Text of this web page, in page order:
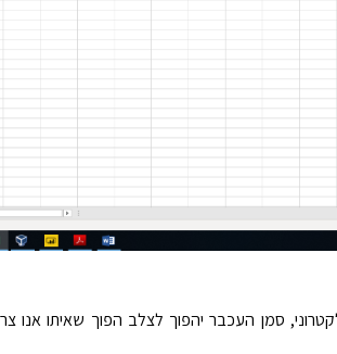
סמן העכבר יהפוך לצלב הפוך שאיתו אנו